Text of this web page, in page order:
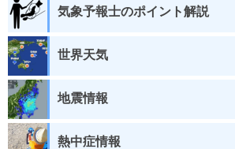
気象予報士のポイント解説
世界天気
地震情報
熱中症情報